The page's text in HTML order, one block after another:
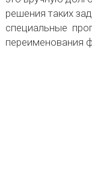
решения таких
специальные
переименования